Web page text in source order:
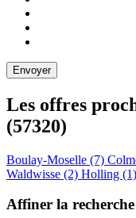
Les offres
(57320)
Boulay-Moselle (7)
Waldwisse (2) Holling (1)
Affiner la recherche